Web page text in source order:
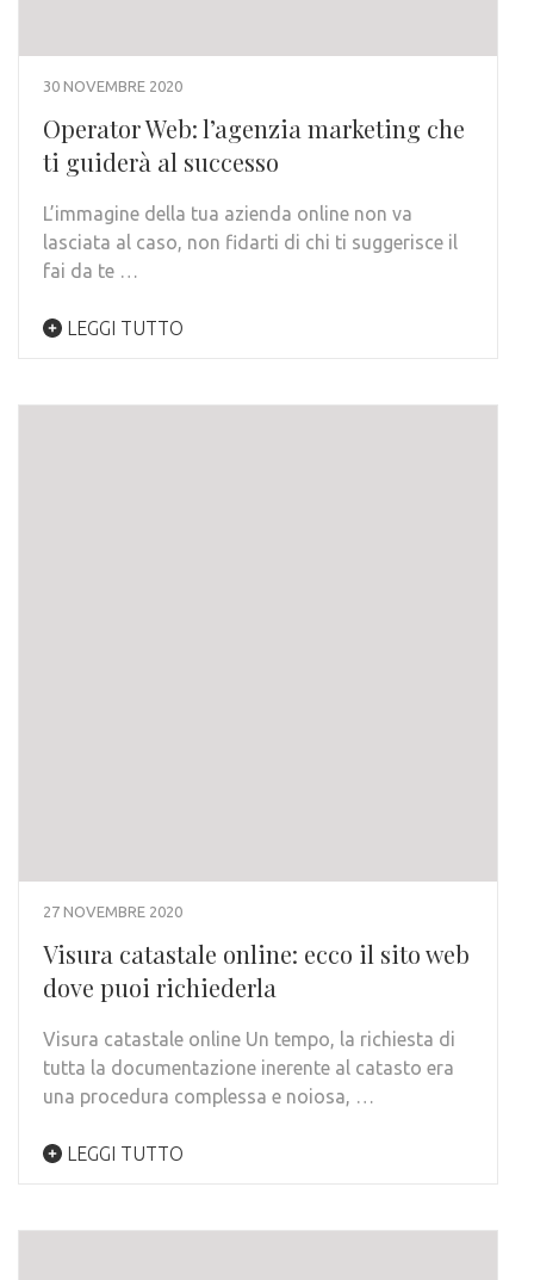
30 NOVEMBRE 2020
Operator Web: l’agenzia marketing che
ti guiderà al successo
L’immagine della tua azienda online non va
lasciata al caso, non fidarti di chi ti suggerisce il
fai da te …
LEGGI TUTTO
27 NOVEMBRE 2020
Visura catastale online: ecco il sito web
dove puoi richiederla
Visura catastale online Un tempo, la richiesta di
tutta la documentazione inerente al catasto era
una procedura complessa e noiosa, …
LEGGI TUTTO